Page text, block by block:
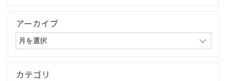
アーカイブ
カテゴリ